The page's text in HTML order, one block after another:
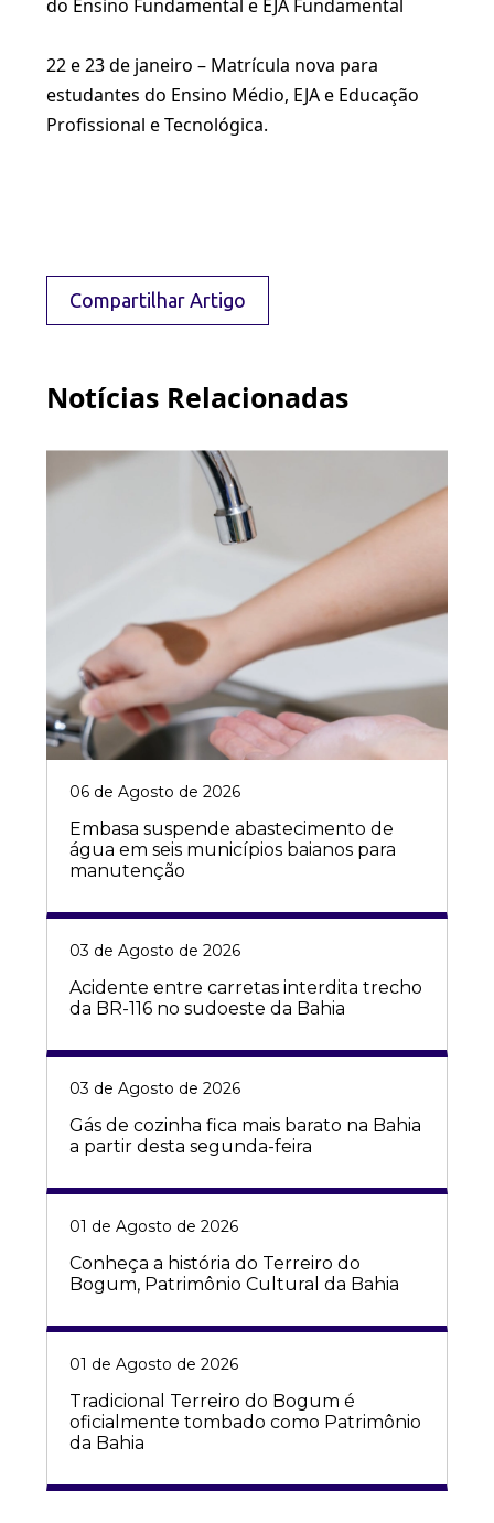
do Ensino Fundamental e EJA Fundamental
22 e 23 de janeiro – Matrícula nova para
estudantes do Ensino Médio, EJA e Educação
Profissional e Tecnológica.
Compartilhar Artigo
Notícias Relacionadas
06 de Agosto de 2026
Embasa suspende abastecimento de
água em seis municípios baianos para
manutenção
03 de Agosto de 2026
Acidente entre carretas interdita trecho
da BR-116 no sudoeste da Bahia
03 de Agosto de 2026
Gás de cozinha fica mais barato na Bahia
a partir desta segunda-feira
01 de Agosto de 2026
Conheça a história do Terreiro do
Bogum, Patrimônio Cultural da Bahia
01 de Agosto de 2026
Tradicional Terreiro do Bogum é
oficialmente tombado como Patrimônio
da Bahia